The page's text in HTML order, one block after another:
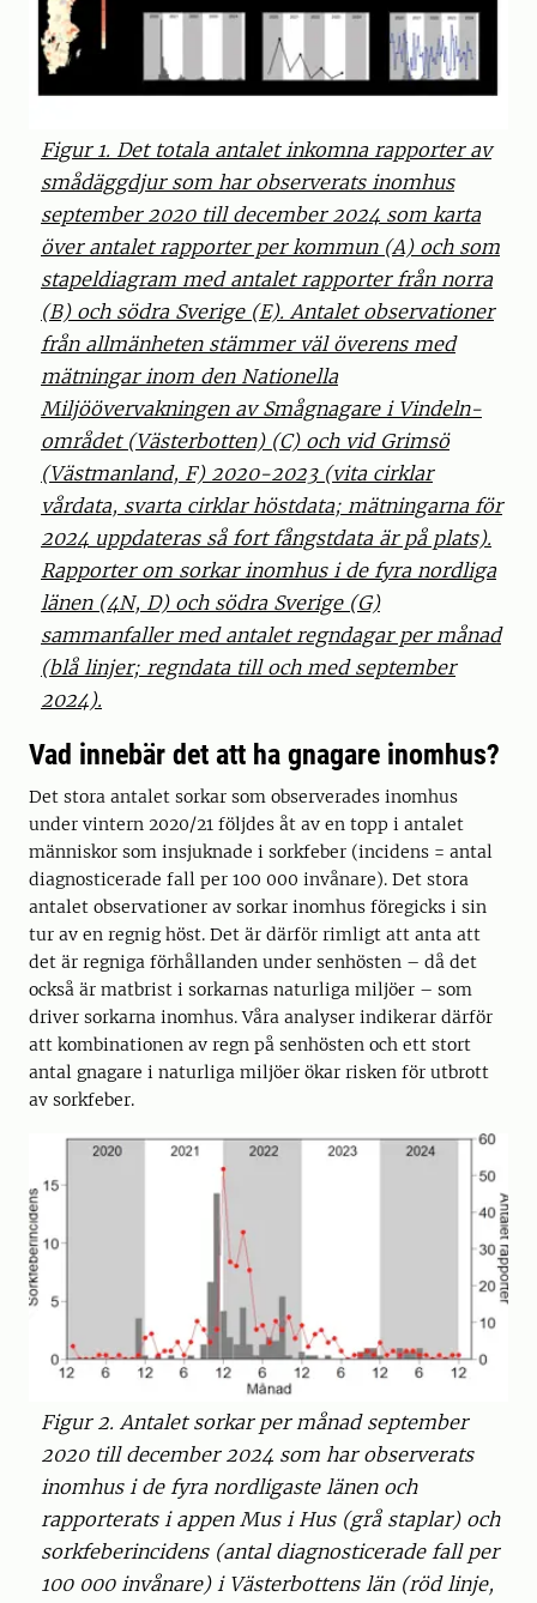
Figur 1. Det totala antalet inkomna rapporter av
smådäggdjur som har observerats inomhus
september 2020 till december 2024 som karta
över antalet rapporter per kommun (A) och som
stapeldiagram med antalet rapporter från norra
(B) och södra Sverige (E). Antalet observationer
från allmänheten stämmer väl överens med
mätningar inom den Nationella
Miljöövervakningen av Smågnagare i Vindeln-
området (Västerbotten) (C) och vid Grimsö
(Västmanland, F) 2020-2023 (vita cirklar
vårdata, svarta cirklar höstdata; mätningarna för
2024 uppdateras så fort fångstdata är på plats).
Rapporter om sorkar inomhus i de fyra nordliga
länen (4N, D) och södra Sverige (G)
sammanfaller med antalet regndagar per månad
(blå linjer; regndata till och med september
2024).
Vad innebär det att ha gnagare inomhus?
Det stora antalet sorkar som observerades inomhus
under vintern 2020/21 följdes åt av en topp i antalet
människor som insjuknade i sorkfeber (incidens = antal
diagnosticerade fall per 100 000 invånare). Det stora
antalet observationer av sorkar inomhus föregicks i sin
tur av en regnig höst. Det är därför rimligt att anta att
det är regniga förhållanden under senhösten – då det
också är matbrist i sorkarnas naturliga miljöer – som
driver sorkarna inomhus. Våra analyser indikerar därför
att kombinationen av regn på senhösten och ett stort
antal gnagare i naturliga miljöer ökar risken för utbrott
av sorkfeber.
Figur 2. Antalet sorkar per månad september
2020 till december 2024 som har observerats
inomhus i de fyra nordligaste länen och
rapporterats i appen Mus i Hus (grå staplar) och
sorkfeberincidens (antal diagnosticerade fall per
100 000 invånare) i Västerbottens län (röd linje,